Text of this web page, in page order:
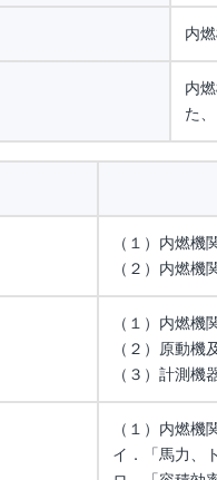
内
内
た
（１）内燃機
（２）内燃機
（１）内燃機
（２）原動機
（３）計測機
（１）内燃機
イ．「馬力、